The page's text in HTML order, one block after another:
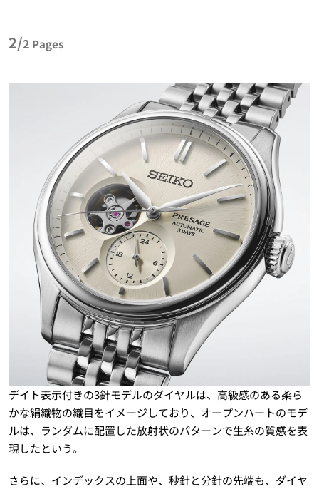
2/2 Pages
デイト表示付きの3針モデルのダイヤルは、高級感のある柔ら
かな絹織物の織目をイメージしており、オープンハートのモデ
ルは、ランダムに配置した放射状のパターンで生糸の質感を表
現したという。
さらに、インデックスの上面や、秒針と分針の先端も、ダイヤ